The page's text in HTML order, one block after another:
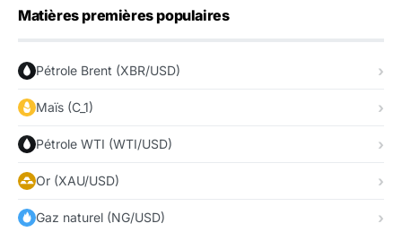
Matières premières populaires
Pétrole Brent (XBR/USD)
Maïs (C_1)
Pétrole WTI (WTI/USD)
Or (XAU/USD)
Gaz naturel (NG/USD)